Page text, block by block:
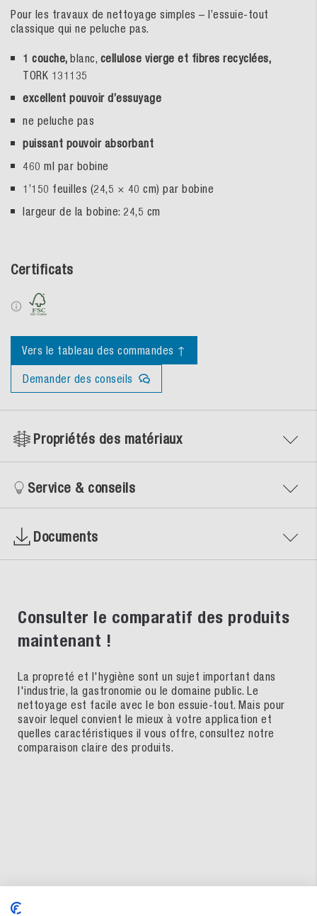
Pour les travaux de nettoyage simples – l’essuie-tout
classique qui ne peluche pas.
1 couche, blanc, cellulose vierge et fibres recyclées,
TORK 131135
excellent pouvoir d’essuyage
ne peluche pas
puissant pouvoir absorbant
460 ml par bobine
1’150 feuilles (24,5 × 40 cm) par bobine
largeur de la bobine: 24,5 cm
Certificats
Vers le tableau des commandes ↑
Demander des conseils
Propriétés des matériaux
Service & conseils
Documents
Consulter le comparatif des produits
maintenant !
La propreté et l'hygiène sont un sujet important dans
l'industrie, la gastronomie ou le domaine public. Le
nettoyage est facile avec le bon essuie-tout. Mais pour
savoir lequel convient le mieux à votre application et
quelles caractéristiques il vous offre, consultez notre
comparaison claire des produits.